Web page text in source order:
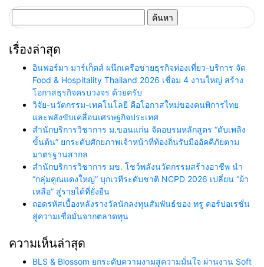
สำหรับ:
เรื่องล่าสุด
อินฟอร์มา มาร์เก็ตส์ ผนึกเครือข่ายธุรกิจท่องเที่ยว-บริการ จัด
Food & Hospitality Thailand 2026 เชื่อม 4 งานใหญ่ สร้าง
โอกาสธุรกิจครบวงจร ด้วยครับ
วิจัย-นวัตกรรม-เทคโนโลยี คือโอกาสใหม่ของคนพิการไทย
และพลังขับเคลื่อนเศรษฐกิจประเทศ
สำนักบริการวิชาการ ม.ขอนแก่น จัดอบรมหลักสูตร “ดับเพลิง
ขั้นต้น” ยกระดับศักยภาพเจ้าหน้าที่ท้องถิ่นรับมืออัคคีภัยตาม
มาตรฐานสากล
สำนักบริการวิชาการ มข. โชว์พลังนวัตกรรมสร้างอาชีพ นำ
“กลุ่มคูณแดงใหญ่” บุกเวทีระดับชาติ NCPD 2026 เปลี่ยน “ผ้า
เหลือ” สู่รายได้ที่ยั่งยืน
ถอดรหัสเบื้องหลังรางวัลนักลงทุนสัมพันธ์ของ ทรู คอร์ปอเรชั่น
สู่ความเชื่อมั่นจากตลาดทุน
ความเห็นล่าสุด
BLS & Blossom ยกระดับความงามสู่ความมั่นใจ ผ่านงาน Soft